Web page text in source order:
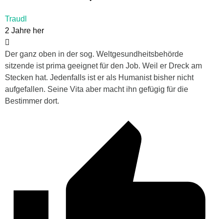
Traudl
2 Jahre her
Der ganz oben in der sog. Weltgesundheitsbehörde
sitzende ist prima geeignet für den Job. Weil er Dreck am
Stecken hat. Jedenfalls ist er als Humanist bisher nicht
aufgefallen. Seine Vita aber macht ihn gefügig für die
Bestimmer dort.